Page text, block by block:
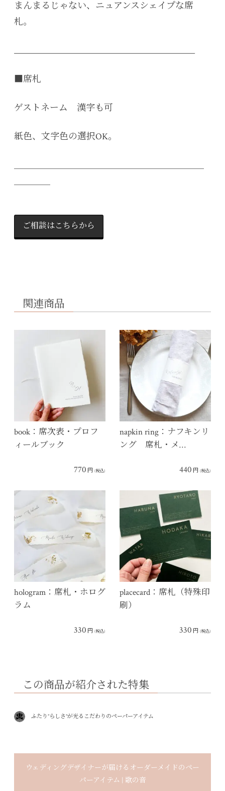
まんまるじゃない、ニュアンスシェイプな席
札。
_____________________________________________
■席札
ゲストネーム 漢字も可
紙色、文字色の選択OK。
ご相談はこちらから
関連商品
book：席次表・プロフ
ィールブック
770 円 (税込)
napkin ring：ナフキンリ
ング 席札・メ…
440 円 (税込)
hologram：席札・ホログ
ラム
330 円 (税込)
placecard：席札（特殊印
刷）
330 円 (税込)
この商品が紹介された特集
ふたり”らしさ”が光るこだわりのペーパーアイテム
ウェディングデザイナーが届けるオーダーメイドのペー
パーアイテム | 歌の音